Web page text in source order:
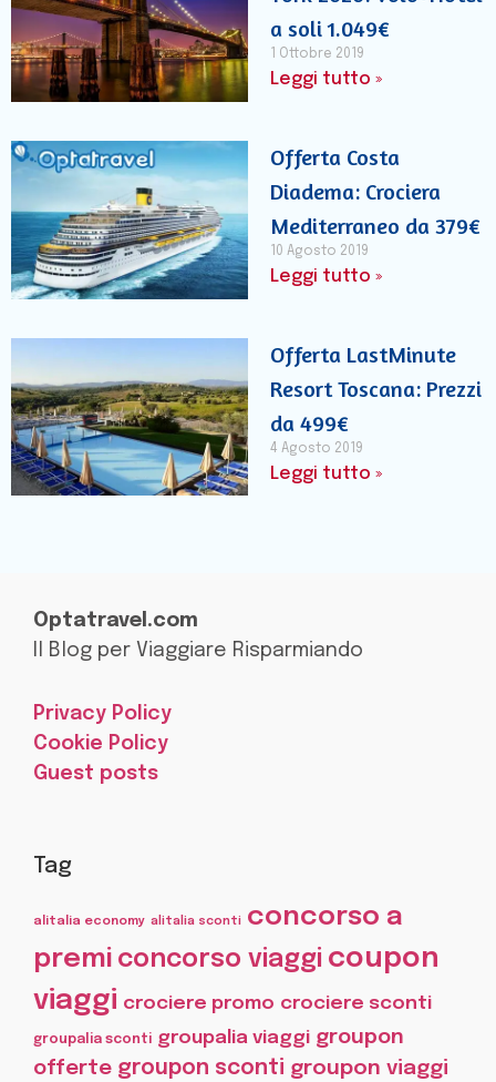
a soli 1.049€
1 Ottobre 2019
Leggi tutto »
Offerta Costa
Diadema: Crociera
Mediterraneo da 379€
10 Agosto 2019
Leggi tutto »
Offerta LastMinute
Resort Toscana: Prezzi
da 499€
4 Agosto 2019
Leggi tutto »
Optatravel.com
Il Blog per Viaggiare Risparmiando
Privacy Policy
Cookie Policy
Guest posts
Tag
alitalia economy alitalia sconti concorso a
premi concorso viaggi coupon
viaggi crociere promo crociere sconti
groupalia sconti groupalia viaggi groupon
offerte groupon sconti groupon viaggi